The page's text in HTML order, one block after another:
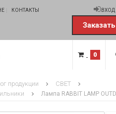
КОНТАКТЫ ВХОД
0
продукции
СВЕТ
Лампа RABBIT LAMP